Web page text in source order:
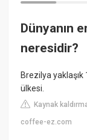
Dünyanın
neresidir?
Brezilya
ülkesi.
Kaynak
coffee-ez.com